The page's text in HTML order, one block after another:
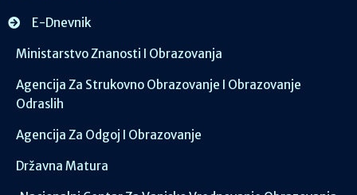
E-Dnevnik
Ministarstvo Znanosti I Obrazovanja
Agencija Za Strukovno Obrazovanje I Obrazovanje
Odraslih
Agencija Za Odgoj I Obrazovanje
Državna Matura